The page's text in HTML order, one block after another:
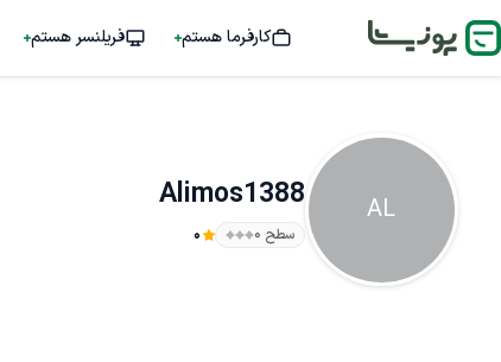
کارفرما هستم فریلنسر هستم
AL
Alimos1388
سطح ۰ 0